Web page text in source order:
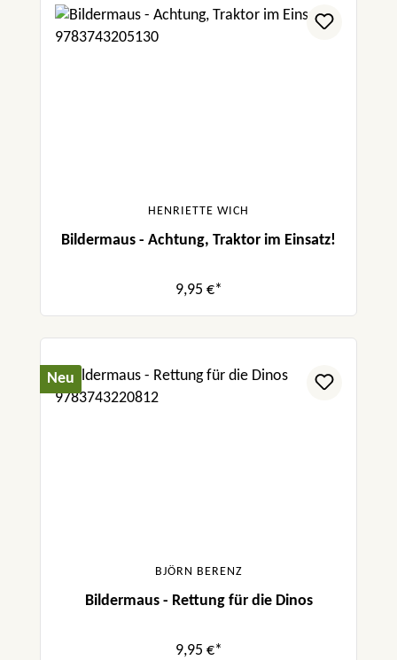
HENRIETTE WICH
Bildermaus - Achtung, Traktor im Einsatz!
9,95 €*
Neu
BJÖRN BERENZ
Bildermaus - Rettung für die Dinos
9,95 €*